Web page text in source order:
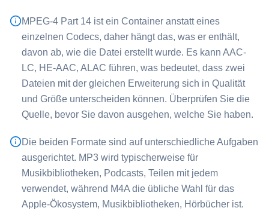
MPEG-4 Part 14 ist ein Container anstatt eines
einzelnen Codecs, daher hängt das, was er enthält,
davon ab, wie die Datei erstellt wurde. Es kann AAC-
LC, HE-AAC, ALAC führen, was bedeutet, dass zwei
Dateien mit der gleichen Erweiterung sich in Qualität
und Größe unterscheiden können. Überprüfen Sie die
Quelle, bevor Sie davon ausgehen, welche Sie haben.
Die beiden Formate sind auf unterschiedliche Aufgaben
ausgerichtet. ⁦MP3⁩ wird typischerweise für
Musikbibliotheken, Podcasts, Teilen mit jedem
verwendet, während ⁦M4A⁩ die übliche Wahl für das
Apple-Ökosystem, Musikbibliotheken, Hörbücher ist.